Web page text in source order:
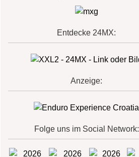
Entdecke 24MX:
Anzeige:
Folge uns im Social Network: